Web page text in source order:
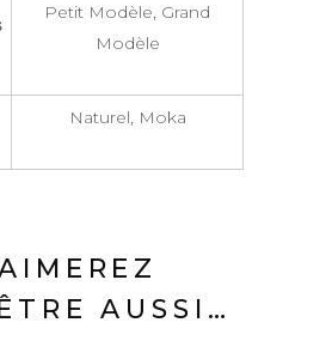
Petit Modèle, Grand
Modèle
Naturel, Moka
AUSSI…